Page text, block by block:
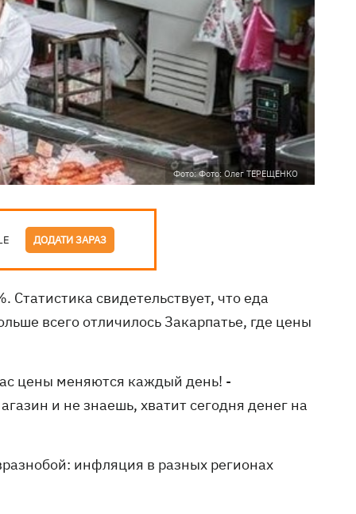
Фото: Фото: Олег ТЕРЕЩЕНКО
ДОДАТИ ЗАРАЗ
свидетельствует, что еда
всего отличилось Закарпатье, где цены
цены меняются каждый день! -
и не знаешь, хватит сегодня денег на
инфляция в разных регионах